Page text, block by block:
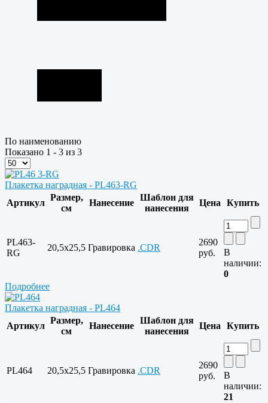
По наименованию
Показано 1 - 3 из 3
Плакетка наградная - PL463-RG
Артикул
Размер,
см
Нанесение
Шаблон для
нанесения
Цена Купить
PL463-
RG
20,5x25,5 Гравировка .CDR
2690
руб.
В
наличии:
0
Подробнее
Плакетка наградная - PL464
Артикул
Размер,
см
Нанесение
Шаблон для
нанесения
Цена Купить
PL464 20,5x25,5 Гравировка .CDR
2690
руб.
В
наличии:
21